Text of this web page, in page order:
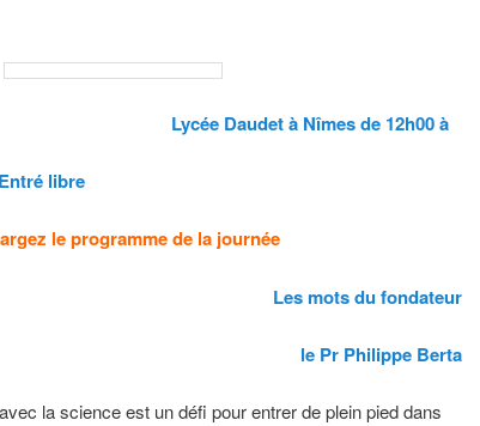
Lycée Daudet à Nîmes de 12h00 à
libre
le programme de la journée
Les mots du fondateur
le Pr Philippe Berta
la science est un défi pour entrer de plein pied dans